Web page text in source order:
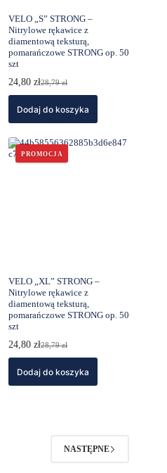
VELO „S” STRONG –
Nitrylowe rękawice z
diamentową teksturą,
pomarańczowe STRONG op. 50
szt
28,79zł
Pierwotna
cena
wynosiła:
24,80złAktualna
cena
wynosi:
Dodaj do koszyka
PROMOCJA
VELO „XL” STRONG –
Nitrylowe rękawice z
diamentową teksturą,
pomarańczowe STRONG op. 50
szt
28,79zł
Pierwotna
cena
wynosiła:
24,80złAktualna
cena
wynosi:
Dodaj do koszyka
NASTĘPNE